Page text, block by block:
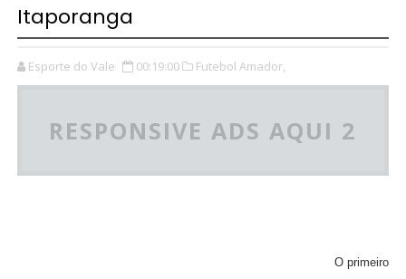
Itaporanga
Esporte do Vale 00:19:00 Futebol Amador,
RESPONSIVE ADS AQUI 2
O primeiro